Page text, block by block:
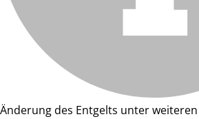
Änderung des Entgelts unter